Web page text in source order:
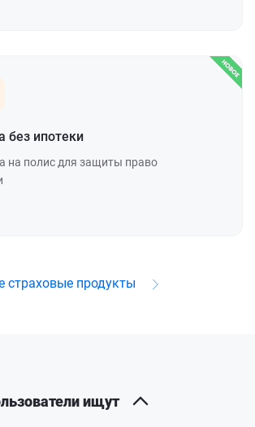
без ипотеки
на полис для защиты право
страховые продукты
ищут